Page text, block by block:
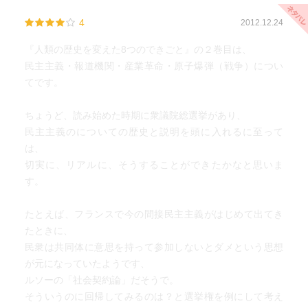
4 2012.12.24
『人類の歴史を変えた8つのできごと』の２巻目は、
民主主義・報道機関・産業革命・原子爆弾（戦争）につい
てです。
ちょうど、読み始めた時期に衆議院総選挙があり、
民主主義のについての歴史と説明を頭に入れるに至って
は、
切実に、リアルに、そうすることができたかなと思いま
す。
たとえば、フランスで今の間接民主主義がはじめて出てき
たときに、
民衆は共同体に意思を持って参加しないとダメという思想
が元になっていたようです、
ルソーの「社会契約論」だそうで。
そういうのに回帰してみるのは？と選挙権を例にして考え